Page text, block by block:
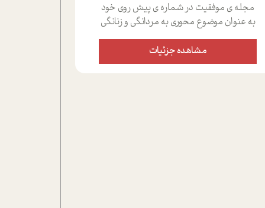
مجله ی موفقیت در شماره ی پیش روی خود
به عنوان موضوع محوری به مردانگی و زنانگی
سمی پرداخته است؛ علاوه بر این که؛ گفت و
گویی اختصاصی داشته ایم با فردین علیخواه،
جامعه شناس در بخش های مختلف تلاش
مشاهده جزئیات